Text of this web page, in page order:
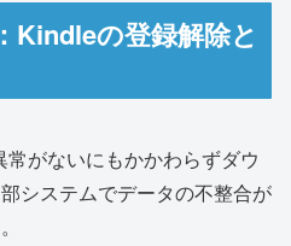
Kindleの登録解除と
がないにもかかわらずダウ
システムでデータの不整合が